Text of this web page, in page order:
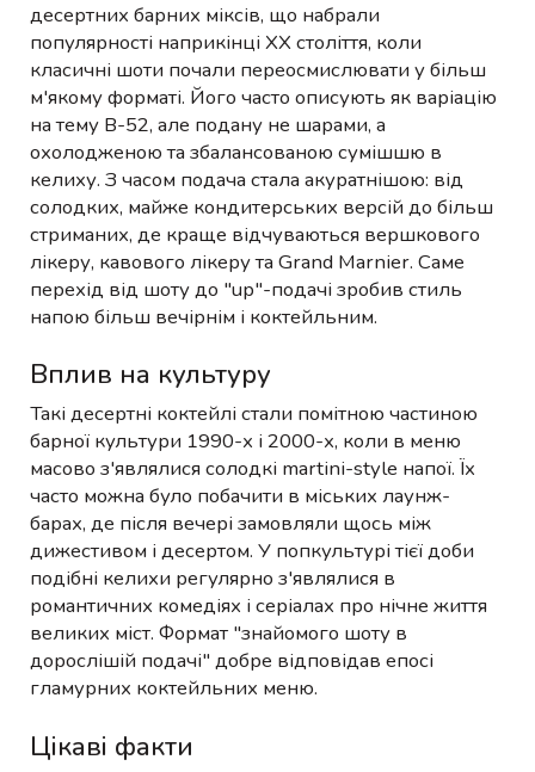
десертних барних міксів, що набрали
популярності наприкінці XX століття, коли
класичні шоти почали переосмислювати у більш
м'якому форматі. Його часто описують як варіацію
на тему B-52, але подану не шарами, а
охолодженою та збалансованою сумішшю в
келиху. З часом подача стала акуратнішою: від
солодких, майже кондитерських версій до більш
стриманих, де краще відчуваються вершкового
лікеру, кавового лікеру та Grand Marnier. Саме
перехід від шоту до "up"-подачі зробив стиль
напою більш вечірнім і коктейльним.
Вплив на культуру
Такі десертні коктейлі стали помітною частиною
барної культури 1990-х і 2000-х, коли в меню
масово з'являлися солодкі martini-style напої. Їх
часто можна було побачити в міських лаунж-
барах, де після вечері замовляли щось між
дижестивом і десертом. У попкультурі тієї доби
подібні келихи регулярно з'являлися в
романтичних комедіях і серіалах про нічне життя
великих міст. Формат "знайомого шоту в
дорослішій подачі" добре відповідав епосі
гламурних коктейльних меню.
Цікаві факти